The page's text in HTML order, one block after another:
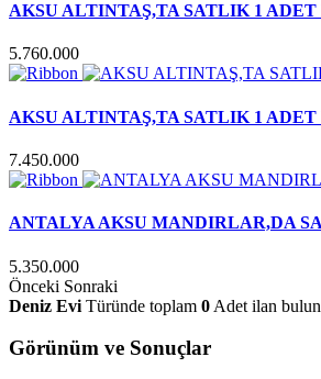
AKSU ALTINTAŞ,TA SATLIK 1
5.760.000
AKSU ALTINTAŞ,TA SATLIK 1
7.450.000
ANTALYA AKSU MANDIRLAR,DA
5.350.000
Önceki Sonraki
Deniz Evi Türünde toplam 0 Adet ilan
Görünüm ve Sonuçlar